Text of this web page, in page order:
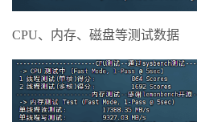
CPU、内存、磁盘等测试数据